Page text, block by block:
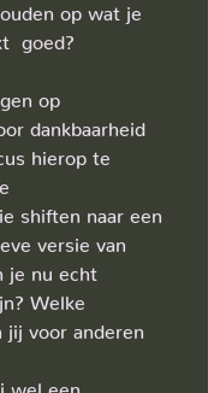
op wat je
goed?
op
dankbaarheid
hierop te
shiften naar een
versie van
je nu echt
Welke
jij voor anderen
wel een